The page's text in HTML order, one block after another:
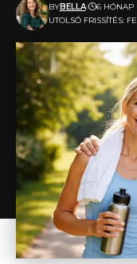
UTOLSÓ FRISSÍTÉS:
BYBELLA 6 HÓNAP